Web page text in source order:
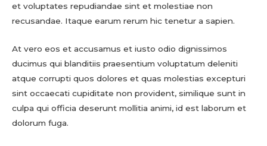
et voluptates repudiandae sint et molestiae non
recusandae. Itaque earum rerum hic tenetur a sapien.
At vero eos et accusamus et iusto odio dignissimos
ducimus qui blanditiis praesentium voluptatum deleniti
atque corrupti quos dolores et quas molestias excepturi
sint occaecati cupiditate non provident, similique sunt in
culpa qui officia deserunt mollitia animi, id est laborum et
dolorum fuga.